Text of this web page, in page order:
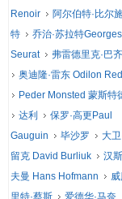
Renoir
阿尔伯特·比尔
特
乔治·苏拉特Georges
Seurat
弗雷德里克·巴
奥迪隆·雷东 Odilon
Peder Monsted 蒙斯特
达利
保罗·高更Paul
Gauguin
毕沙罗
大卫
留克 David Burliuk
汉
夫曼 Hans Hofmann
威
里特·蔡斯
爱德华·马奈